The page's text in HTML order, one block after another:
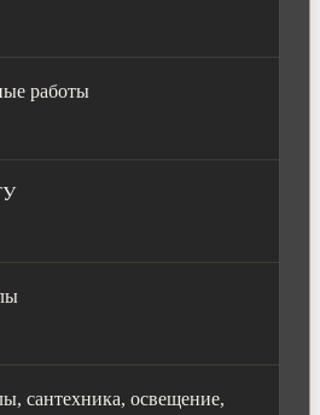
работы
сантехника, освещение,